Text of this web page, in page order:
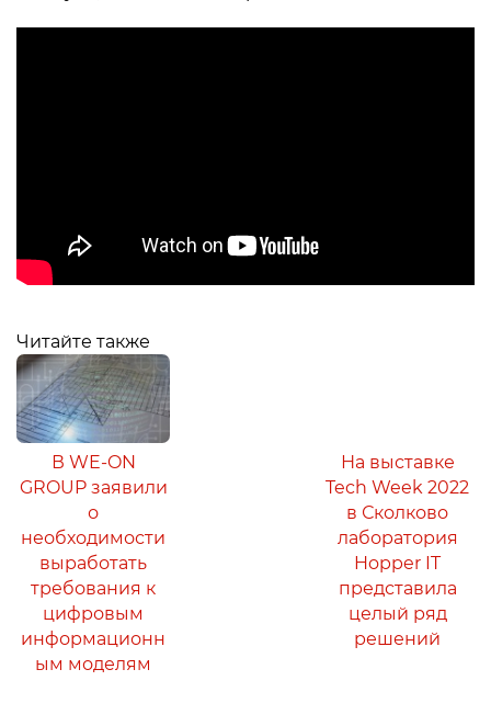
Читайте также
В WE-ON
GROUP заявили
о
необходимости
выработать
требования к
цифровым
информационн
ым моделям
На выставке
Tech Week 2022
в Сколково
лаборатория
Hopper IT
представила
целый ряд
решений